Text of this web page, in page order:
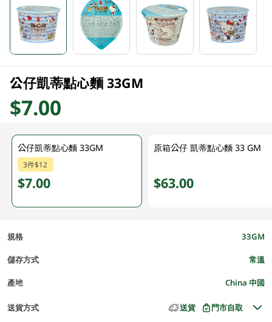
公仔凱蒂點心麵 33GM
$7.00
公仔凱蒂點心麵 33GM
3件$12
$7.00
原箱公仔 凱蒂點心麵 33 GM
$63.00
規格 33GM
儲存方式 常溫
產地 China 中國
送貨方式 送貨 門市自取